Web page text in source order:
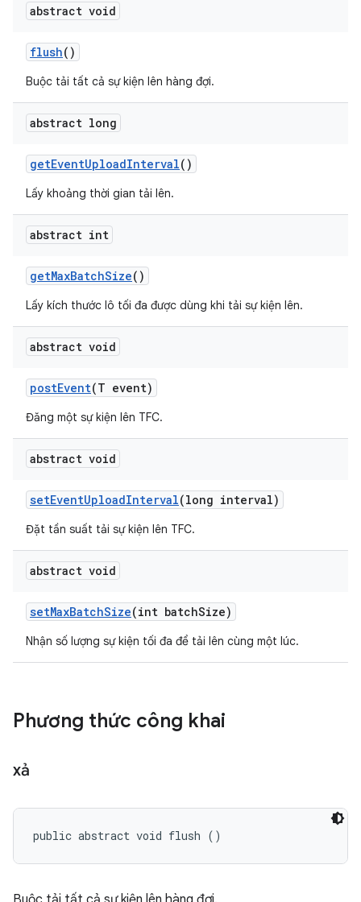
abstract void
flush()
Buộc tải tất cả sự kiện lên hàng đợi.
abstract long
getEventUploadInterval()
Lấy khoảng thời gian tải lên.
abstract int
getMaxBatchSize()
Lấy kích thước lô tối đa được dùng khi tải sự kiện lên.
abstract void
postEvent(T event)
Đăng một sự kiện lên TFC.
abstract void
setEventUploadInterval(long interval)
Đặt tần suất tải sự kiện lên TFC.
abstract void
setMaxBatchSize(int batchSize)
Nhận số lượng sự kiện tối đa để tải lên cùng một lúc.
Phương thức công khai
xả
public abstract void flush ()